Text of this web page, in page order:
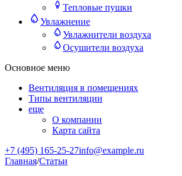
Тепловые пушки
Увлажнение
Увлажнители воздуха
Осушители воздуха
Основное меню
Вентиляция в помещениях
Типы вентиляции
еще
О компании
Карта сайта
+7 (495) 165-25-27info@example.ru
Главная/Статьи